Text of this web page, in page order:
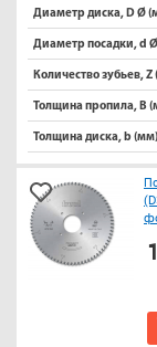
Диаметр диска, D Ø
Диаметр посадки, d
Количество зубьев, Z
Толщина пропила, B
Толщина диска, b (мм)